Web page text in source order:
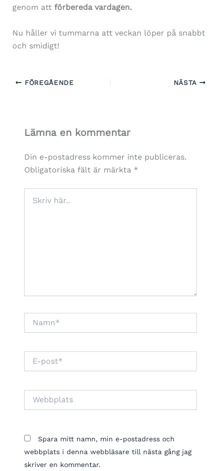
genom att förbereda vardagen.
Nu håller vi tummarna att veckan löper på snabbt
och smidigt!
FÖREGÅENDE NÄSTA
Lämna en kommentar
Din e-postadress kommer inte publiceras.
Obligatoriska fält är märkta *
här..
post*
Spara mitt namn, min e-postadress och
webbplats i denna webbläsare till nästa gång jag
skriver en kommentar.